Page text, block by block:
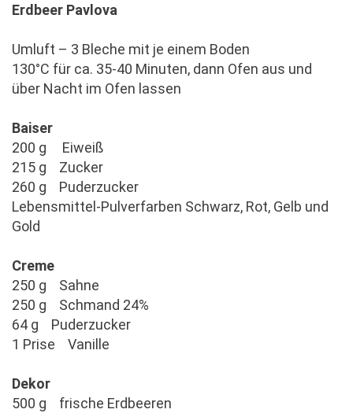
Erdbeer Pavlova
Umluft – 3 Bleche mit je einem Boden
130°C für ca. 35-40 Minuten, dann Ofen aus und
über Nacht im Ofen lassen
Baiser
200 g Eiweiß
215 g Zucker
260 g Puderzucker
Lebensmittel-Pulverfarben Schwarz, Rot, Gelb und
Gold
Creme
250 g Sahne
250 g Schmand 24%
64 g Puderzucker
1 Prise Vanille
Dekor
500 g frische Erdbeeren